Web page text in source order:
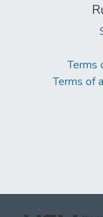
Terms
Terms of